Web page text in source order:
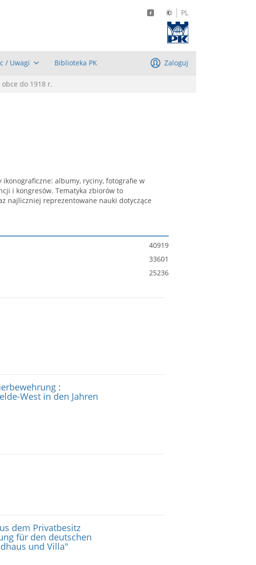
PL
/ Uwagi Biblioteka PK Zaloguj
obce do 1918 r.
ikonograficzne: albumy, ryciny, fotografie w
i kongresów. Tematyka zbiorów to
najliczniej reprezentowane nauki dotyczące
40919
33601
25236
:
West in den Jahren
dem Privatbesitz
für den deutschen
und Villa"